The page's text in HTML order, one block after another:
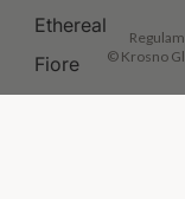
Ethereal
Fiore
© Krosno